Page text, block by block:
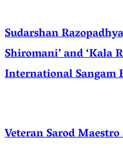
Sudarshan
Shiromani’ and ‘Kala
International Sangam
Veteran Sarod